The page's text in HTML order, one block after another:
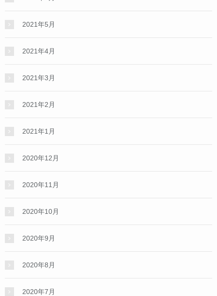
2021年5月
2021年4月
2021年3月
2021年2月
2021年1月
2020年12月
2020年11月
2020年10月
2020年9月
2020年8月
2020年7月